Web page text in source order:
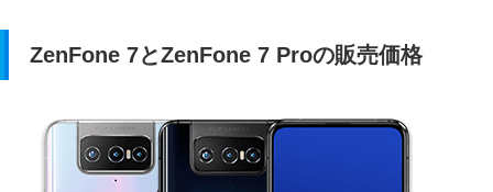
ZenFone 7とZenFone 7 Proの販売価格